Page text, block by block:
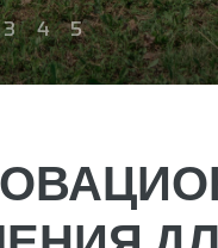
3 4 5